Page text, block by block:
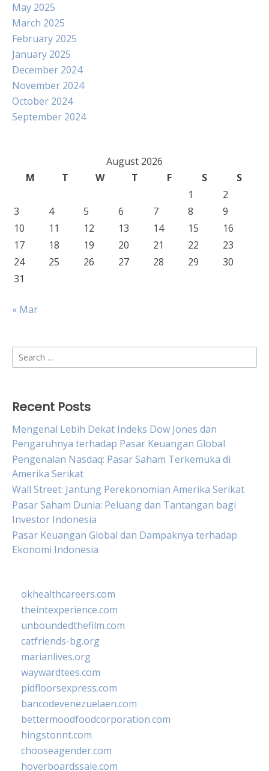
May 2025
March 2025
February 2025
January 2025
December 2024
November 2024
October 2024
September 2024
August 2026
M
T W T F S
S
1
2
3
4 5 6 7 8
9
10
11 12 13 14 15
16
17
18 19 20 21 22
23
24
25 26 27 28 29
30
31
« Mar
Search
for:
Recent Posts
Mengenal Lebih Dekat Indeks Dow Jones dan
Pengaruhnya terhadap Pasar Keuangan Global
Pengenalan Nasdaq: Pasar Saham Terkemuka di
Amerika Serikat
Wall Street: Jantung Perekonomian Amerika Serikat
Pasar Saham Dunia: Peluang dan Tantangan bagi
Investor Indonesia
Pasar Keuangan Global dan Dampaknya terhadap
Ekonomi Indonesia
okhealthcareers.com
theintexperience.com
unboundedthefilm.com
catfriends-bg.org
marianlives.org
waywardtees.com
pidfloorsexpress.com
bancodevenezuelaen.com
bettermoodfoodcorporation.com
hingstonnt.com
chooseagender.com
hoverboardssale.com